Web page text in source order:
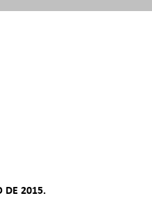
DE 2015.